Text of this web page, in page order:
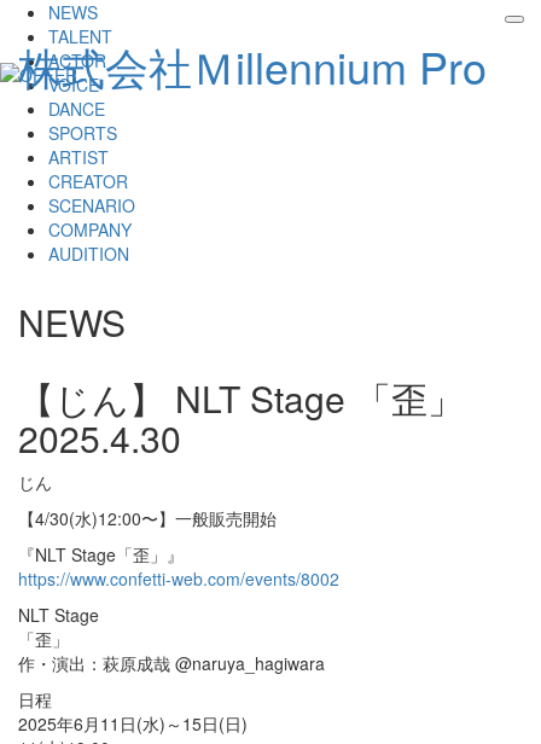
株式会社Ｍillennium Pro
NEWS
TALENT
ACTOR
VOICE
DANCE
SPORTS
ARTIST
CREATOR
SCENARIO
COMPANY
AUDITION
NEWS
【じん】 NLT Stage 「歪」
2025.4.30
じん
【4/30(水)12:00〜】一般販売開始
『NLT Stage「歪」』
https://www.confetti-web.com/events/8002
NLT Stage
「歪」
作・演出：萩原成哉 @naruya_hagiwara
日程
2025年6月11日(水)～15日(日)